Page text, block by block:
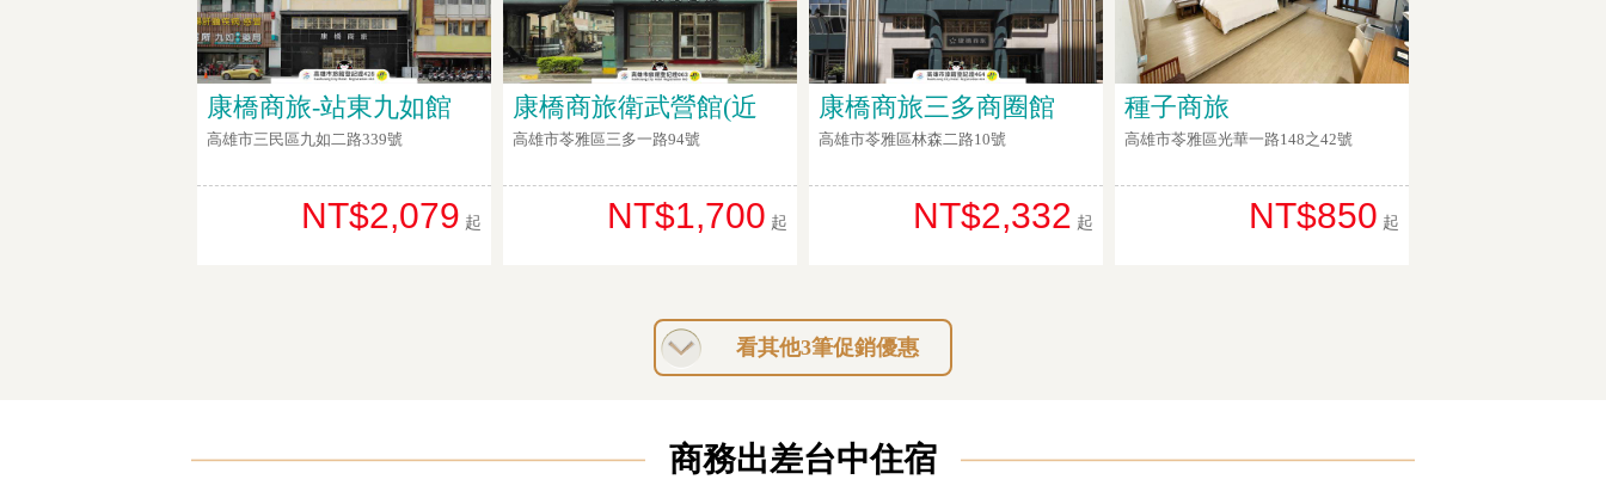
康橋商旅-站東九如館
高雄市三民區九如二路339號
NT$2,079 起
康橋商旅衛武營館(近
高雄市苓雅區三多一路94號
NT$1,700 起
康橋商旅三多商圈館
高雄市苓雅區林森二路10號
NT$2,332 起
種子商旅
高雄市苓雅區光華一路148之42號
NT$850 起
看其他3筆促銷優惠
商務出差台中住宿